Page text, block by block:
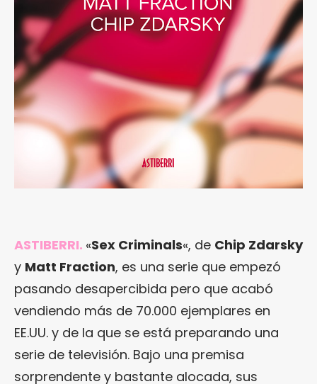
ASTIBERRI. «Sex Criminals«, de Chip Zdarsky
y Matt Fraction, es una serie que empezó
pasando desapercibida pero que acabó
vendiendo más de 70.000 ejemplares en
EE.UU. y de la que se está preparando una
serie de televisión. Bajo una premisa
sorprendente y bastante alocada, sus